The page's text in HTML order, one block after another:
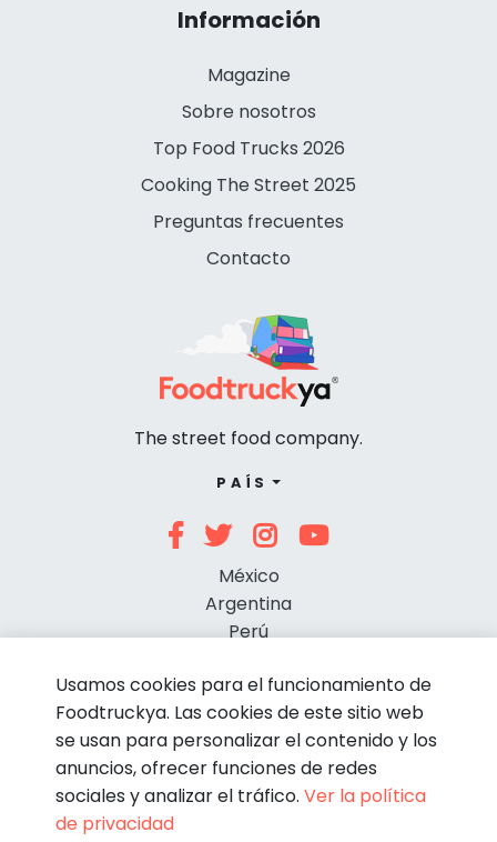
Información
Magazine
Sobre nosotros
Top Food Trucks 2026
Cooking The Street 2025
Preguntas frecuentes
Contacto
The street food company.
PAÍS
México
Argentina
Perú
© Foodtruckya 2026
Usamos cookies para el funcionamiento de
Foodtruckya. Las cookies de este sitio web
se usan para personalizar el contenido y los
anuncios, ofrecer funciones de redes
sociales y analizar el tráfico. Ver la política
de privacidad